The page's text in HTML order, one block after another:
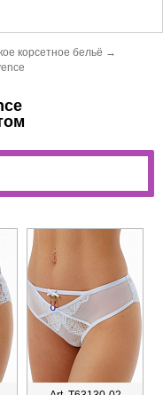
корсетное бельё →